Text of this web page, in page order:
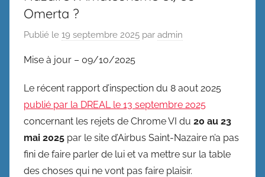
Omerta ?
Publié le 19 septembre 2025 par admin
Mise à jour – 09/10/2025
Le récent rapport d’inspection du 8 aout 2025
publié par la DREAL le 13 septembre 2025
concernant les rejets de Chrome VI du 20 au 23
mai 2025 par le site d’Airbus Saint-Nazaire n’a pas
fini de faire parler de lui et va mettre sur la table
des choses qui ne vont pas faire plaisir.